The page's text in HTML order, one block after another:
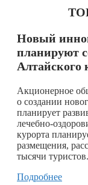
Новый
планируют
Алтайского
Акционерное
о создании
планирует
лечебно-
курорта
размещения,
тысячи туристов.
Подробнее